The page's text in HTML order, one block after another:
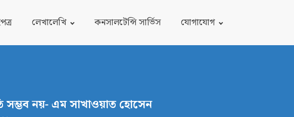
লেখালেখি কনসালটেন্সি সার্ভিস যোগাযোগ
সম্ভব নয়- এম সাখাওয়াত হোসেন